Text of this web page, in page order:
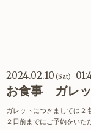
2024.02.10 (Sat)
お食事 ガレッ
ガレットにつきましては２
２日前までにご予約をいた